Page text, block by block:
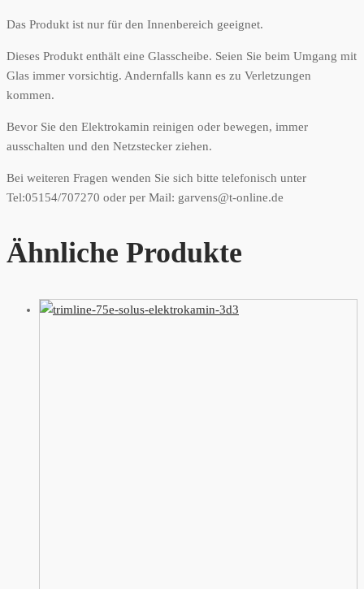
Das Produkt ist nur für den Innenbereich geeignet.
Dieses Produkt enthält eine Glasscheibe. Seien Sie beim Umgang mit
Glas immer vorsichtig. Andernfalls kann es zu Verletzungen
kommen.
Bevor Sie den Elektrokamin reinigen oder bewegen, immer
ausschalten und den Netzstecker ziehen.
Bei weiteren Fragen wenden Sie sich bitte telefonisch unter
Tel:05154/707270 oder per Mail: garvens@t-online.de
Ähnliche Produkte